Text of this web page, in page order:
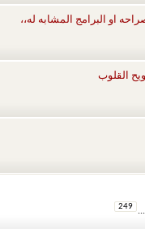
او البرامج المشابه له،،
القلوب
...
249